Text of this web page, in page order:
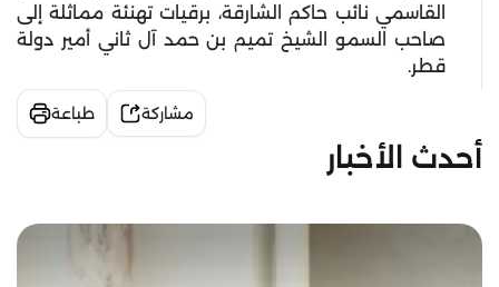
القاسمي نائب حاكم الشارقة، برقيات تهنئة مماثلة إلى
صاحب السمو الشيخ تميم بن حمد آل ثاني أمير دولة
قطر.
مشاركة طباعة
أحدث الأخبار